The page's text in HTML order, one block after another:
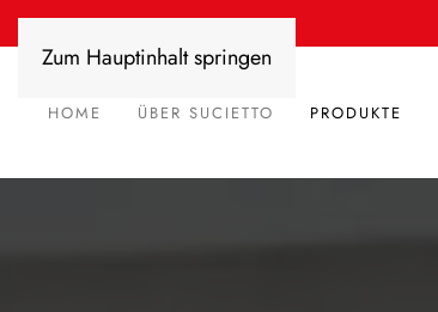
Zum Hauptinhalt springen
HOME ÜBER SUCIETTO PRODUKTE